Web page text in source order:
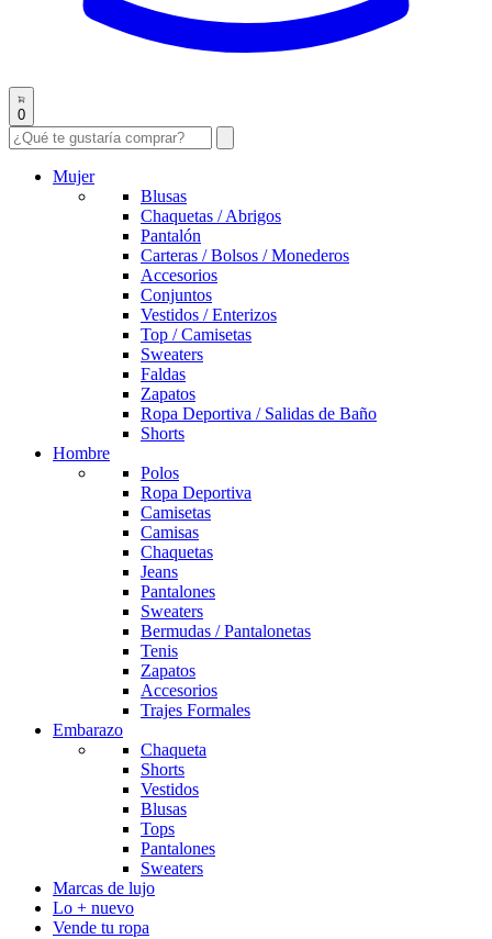
0
Mujer
Blusas
Chaquetas / Abrigos
Pantalón
Carteras / Bolsos / Monederos
Accesorios
Conjuntos
Vestidos / Enterizos
Top / Camisetas
Sweaters
Faldas
Zapatos
Ropa Deportiva / Salidas de Baño
Shorts
Hombre
Polos
Ropa Deportiva
Camisetas
Camisas
Chaquetas
Jeans
Pantalones
Sweaters
Bermudas / Pantalonetas
Tenis
Zapatos
Accesorios
Trajes Formales
Embarazo
Chaqueta
Shorts
Vestidos
Blusas
Tops
Pantalones
Sweaters
Marcas de lujo
Lo + nuevo
Vende tu ropa